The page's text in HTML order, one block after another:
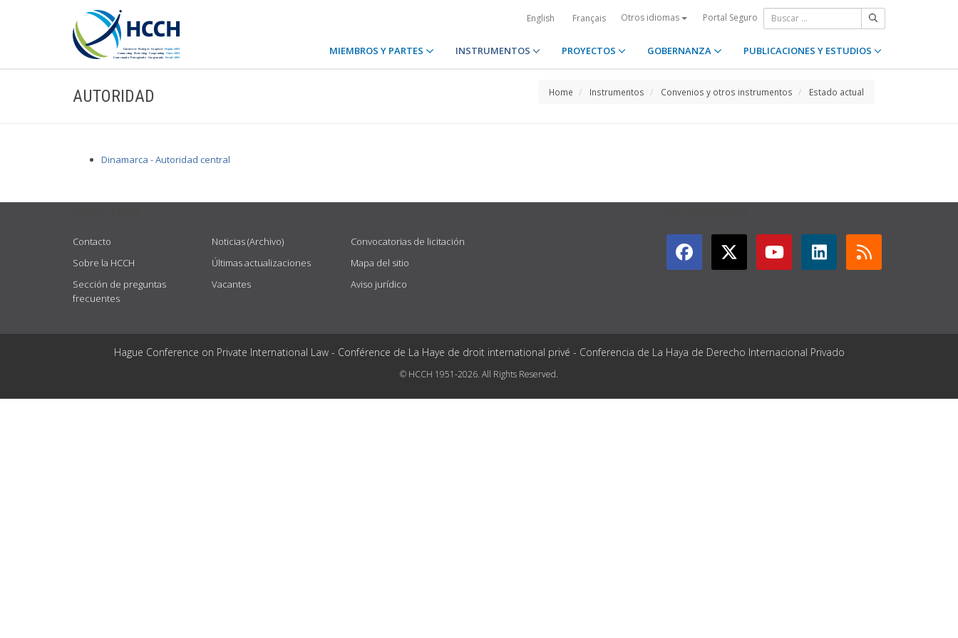
English Français Otros idiomas Portal Seguro
MIEMBROS Y PARTES INSTRUMENTOS PROYECTOS GOBERNANZA PUBLICACIONES Y ESTUDIOS
AUTORIDAD Home Instrumentos Convenios y otros instrumentos Estado actual
Dinamarca - Autoridad central
Contacto
Sobre la HCCH
Sección de preguntas
frecuentes
Noticias (Archivo)
Últimas actualizaciones
Vacantes
Convocatorias de licitación
Mapa del sitio
Aviso jurídico
Hague Conference on Private International Law - Conférence de La Haye de droit international privé - Conferencia de La Haya de Derecho Internacional Privado
© HCCH 1951-2026. All Rights Reserved.